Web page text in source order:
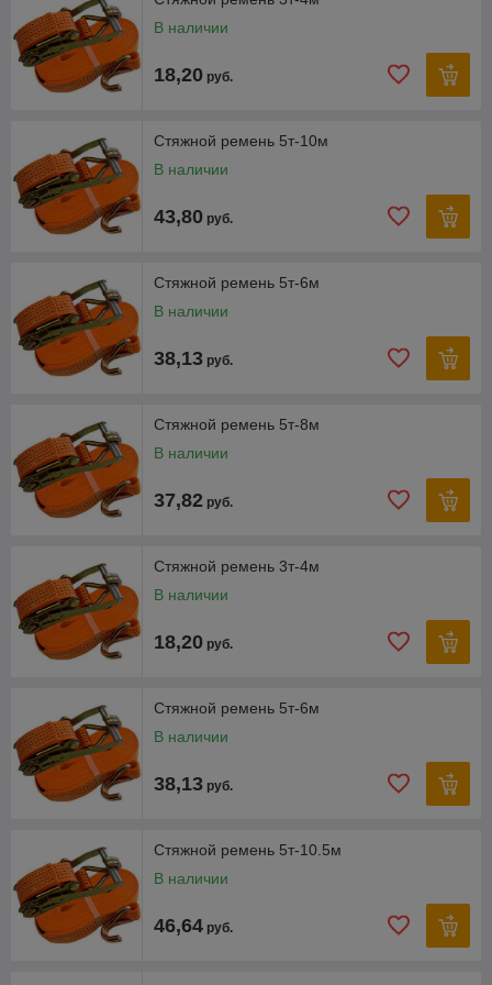
несколько типов стяжных ремней. Для упаковки
товаров можно использовать ремень с простым
концом, а для крепления грузов на грузовых
автомобилях и прицепах лучше использовать ремень с
двойным крюком.
выбрать и купить стяжные ремни в соответствии с
конкретными требованиями по креплению грузов.
В наличии
18,20 руб.
Стяжной ремень 5т-10м
В наличии
43,80 руб.
Стяжной ремень 5т-6м
В наличии
38,13 руб.
Стяжной ремень 5т-8м
В наличии
37,82 руб.
Стяжной ремень 3т-4м
В наличии
18,20 руб.
Стяжной ремень 5т-6м
В наличии
38,13 руб.
Стяжной ремень 5т-10.5м
В наличии
46,64 руб.